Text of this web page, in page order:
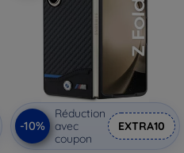
-10%
Réduction
avec
coupon
EXTRA10